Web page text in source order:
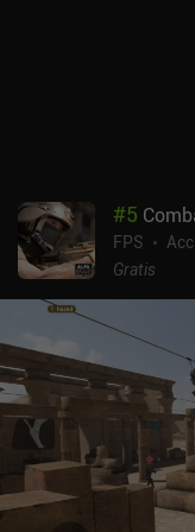
batalla para skins
hace que la
que las apariencias de
todos modos sólo se
tiene un arma. En general, es uno de los mejores juegos FPS para
móviles de los últimos
#5
FPS
Gratis